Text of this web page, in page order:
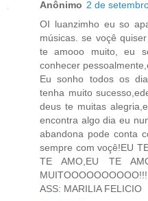
Anônimo 2 de
OI luanzimho eu so
músicas. se voçê
te amooo muito, eu
conhecer
Eu sonho todos os
tenha muito
deus te muitas
encontra algo dia eu
abandona pode conta
sempre com voçê!EU
TE AMO,EU TE
ASS: MARILIA FELICIO